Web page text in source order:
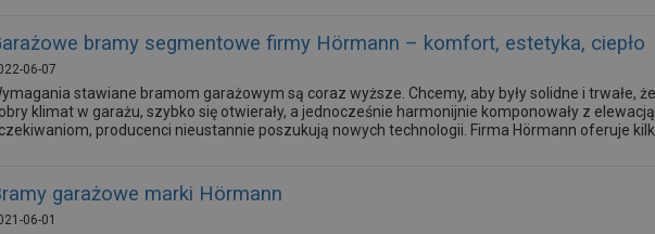
bramy segmentowe firmy Hörmann – komfort, estetyka, ciepło
06-07
stawiane bramom garażowym są coraz wyższe. Chcemy, aby były solidne i trwałe,
klimat w garażu, szybko się otwierały, a jednocześnie harmonijnie komponowały z
producenci nieustannie poszukują nowych technologii. Firma Hörmann oferuje
garażowe marki Hörmann
06-01